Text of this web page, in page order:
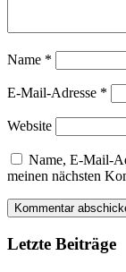
Name *
E-Mail-Adresse *
Website
Name, E-Mail-
meinen nächsten
Letzte Beiträge